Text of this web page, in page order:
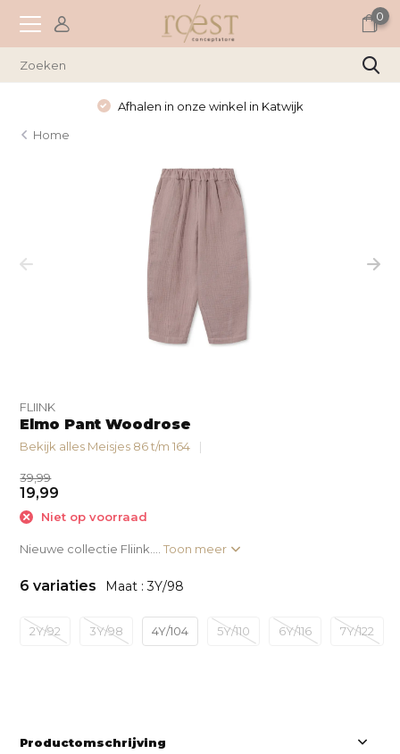
0
Afhalen in onze winkel in Katwijk
Home
FLIINK
Elmo Pant Woodrose
Bekijk alles Meisjes 86 t/m 164
39,99
19,99
Niet op voorraad
Nieuwe collectie Fliink....Toon meer
6 variaties Maat : 3Y/98
2Y/92 3Y/98 4Y/104 5Y/110 6Y/116 7Y/122
Productomschrijving